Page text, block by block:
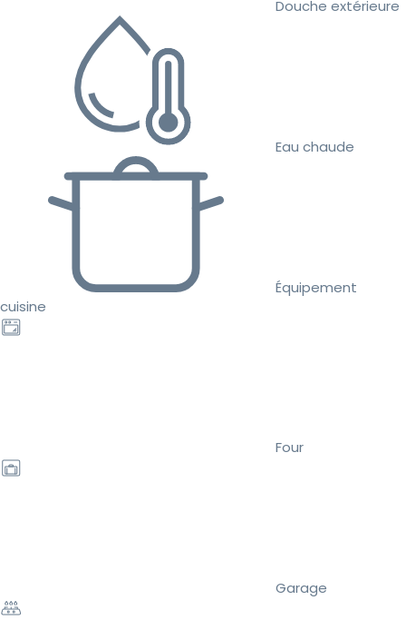
Douche extérieure
Eau chaude
Équipement
cuisine
Four
Garage